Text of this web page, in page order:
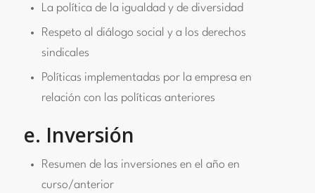
La política de la igualdad y de diversidad
Respeto al diálogo social y a los derechos
sindicales
Políticas implementadas por la empresa en
relación con las políticas anteriores
e. Inversión
Resumen de las inversiones en el año en
curso/anterior